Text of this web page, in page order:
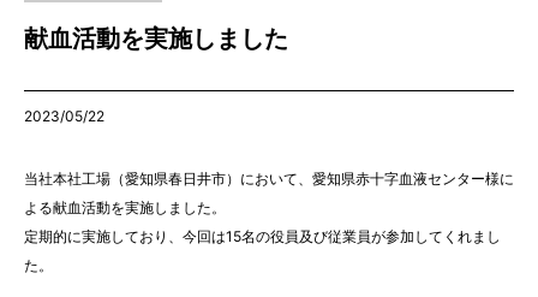
献血活動を実施しました
2023/05/22
当社本社工場（愛知県春日井市）において、愛知県赤十字血液センター様に
よる献血活動を実施しました。
定期的に実施しており、今回は15名の役員及び従業員が参加してくれまし
た。